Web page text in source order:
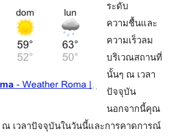
ระดับ
ความชื้นและ
ความเร็วลม
บริเวณสถานที่
นั้นๆ ณ เวลา
ปัจจุบัน
นอกจากนี้คุณ
ณ เวลาปัจจุบันในวันนี้และการคาดการณ์